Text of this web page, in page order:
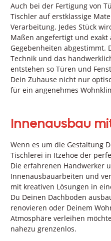
Auch bei der Fertigung von
Tischler auf erstklassige
Verarbeitung. Jedes Stück
Maßen angefertigt und
Gegebenheiten abgestimmt.
Technik und das
entstehen so Türen und
Dein Zuhause nicht nur
für ein angenehmes
Innenausbau
Wenn es um die Gestaltung
Tischlerei in Itzehoe der
Die erfahrenen Handwerker
Innenausbauarbeiten und
mit kreativen Lösungen in
Du Deinen Dachboden
renovieren oder Deinem
Atmosphäre verleihen
nahezu grenzenlos.